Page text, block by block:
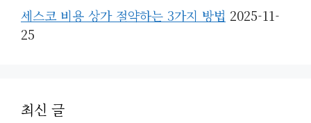
세스코 비용 상가 절약하는 3가지 방법 2025-11-
25
최신 글